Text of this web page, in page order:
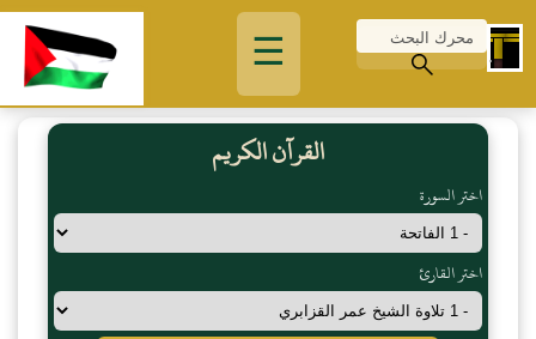
☰
القرآن الكريم
اختر السورة
اختر القارئ